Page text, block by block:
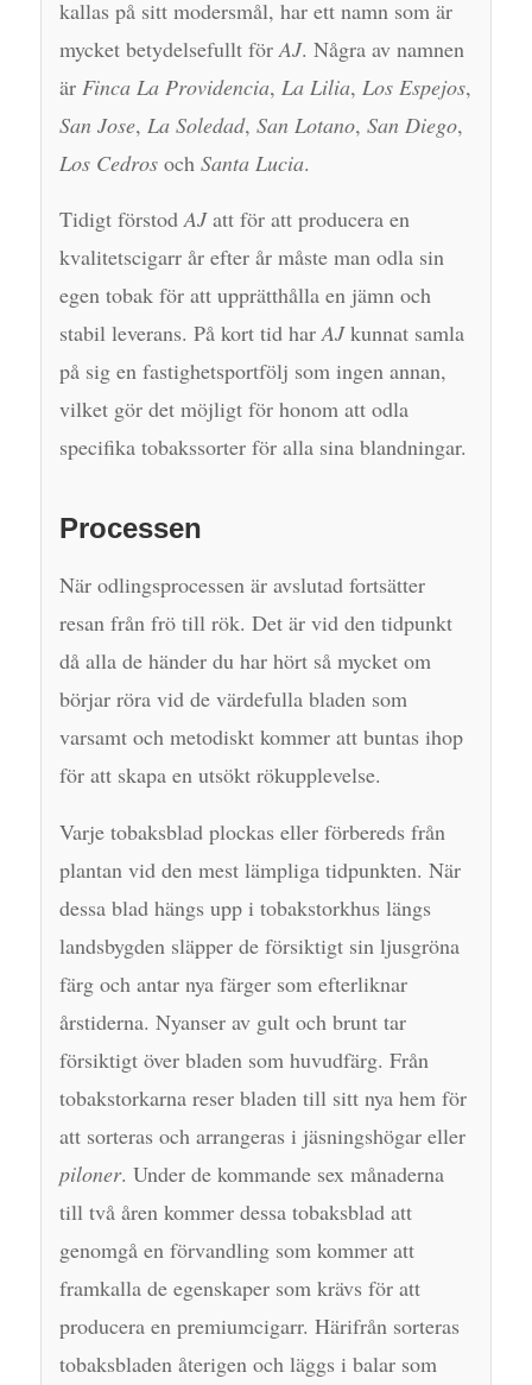
kallas på sitt modersmål, har ett namn som är
mycket betydelsefullt förAJ. Några av namnen
är Finca La Providencia, La Lilia, Los Espejos,
San Jose, La Soledad, San Lotano, San Diego,
Los Cedrosoch Santa Lucia.
Tidigt förstodAJatt för att producera en
kvalitetscigarr år efter år måste man odla sin
egen tobak för att upprätthålla en jämn och
stabil leverans. På kort tid harAJkunnat samla
på sig en fastighetsportfölj som ingen annan,
vilket gör det möjligt för honom att odla
specifika tobakssorter för alla sina blandningar.
Processen
När odlingsprocessen är avslutad fortsätter
resan från frö till rök. Det är vid den tidpunkt
då alla de händer du har hört så mycket om
börjar röra vid de värdefulla bladen som
varsamt och metodiskt kommer att buntas ihop
för att skapa en utsökt rökupplevelse.
Varje tobaksblad plockas eller förbereds från
plantan vid den mest lämpliga tidpunkten. När
dessa blad hängs upp i tobakstorkhus längs
landsbygden släpper de försiktigt sin ljusgröna
färg och antar nya färger som efterliknar
årstiderna. Nyanser av gult och brunt tar
försiktigt över bladen som huvudfärg. Från
tobakstorkarna reser bladen till sitt nya hem för
att sorteras och arrangeras i jäsningshögar eller
piloner. Under de kommande sex månaderna
till två åren kommer dessa tobaksblad att
genomgå en förvandling som kommer att
framkalla de egenskaper som krävs för att
producera en premiumcigarr. Härifrån sorteras
tobaksbladen återigen och läggs i balar som